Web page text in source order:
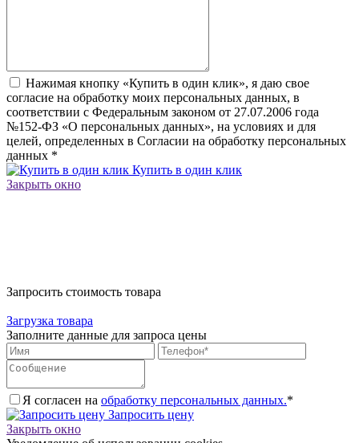
Нажимая кнопку «Купить в один клик», я даю свое
согласие на обработку моих персональных данных, в
соответствии с Федеральным законом от 27.07.2006 года
№152-ФЗ «О персональных данных», на условиях и для
целей, определенных в Согласии на обработку персональных
данных *
Купить в один клик
Закрыть окно
Запросить стоимость товара
Загрузка товара
Заполните данные для запроса цены
Я согласен на обработку персональных данных.*
Запросить цену
Закрыть окно